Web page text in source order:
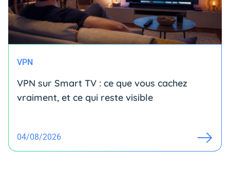
VPN
VPN sur Smart TV : ce que vous cachez
vraiment, et ce qui reste visible
04/08/2026